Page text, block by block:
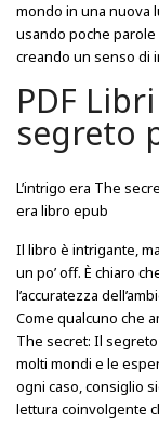
mondo in una nuova
usando poche
creando un senso di
PDF
segreto
L’intrigo era The
era libro epub
Il libro è intrigante,
un po’ off. È chiaro
l’accuratezza
Come qualcuno che
The secret: Il
molti mondi e le
ogni caso, consiglio
lettura coinvolgente